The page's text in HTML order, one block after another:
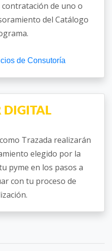
de uno o
del Catálogo
de Consutoría
DIGITAL
Trazada realizarán
elegido por la
pyme en los pasos a
con tu proceso de